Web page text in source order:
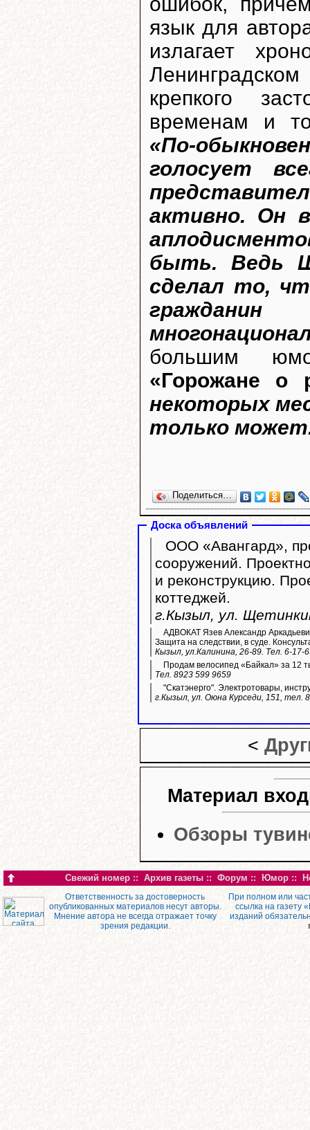
язык для
излагает
крепкого
временам и
«По-
голосует
активно. Он
быть. Ведь
сделал то,
большим
«Горожане о
некоторых
только
Поделиться…
Доска объявлений
ООО «Авангард»,
сооружений.
и реконструкцию.
коттеджей.
г.Кызыл, ул.
АДВОКАТ Язев Александр
Защита на следствии, в суде.
Кызыл, ул.Калинина, 26-89. Тел. 6-17-
Продам велосипед «Байкал» за 12
Тел. 8923 599 9659
"Скатэнерго". Электротовары,
г.Кызыл, ул. Оюна Курседи, 151, тел.
<
Материал
Обзоры
Свежий номер :: Архив газеты :: Форум :: Юмор ::
Ответственность за достоверность
опубликованных материалов несут авторы.
Мнение автора не всегда отражает точку
зрения редакции.
При полном или
ссылка на газету
изданий